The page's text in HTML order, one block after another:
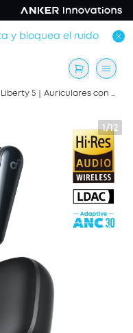
y bloquea el ruido
Liberty 5｜Auriculares con cancelación de ruido y Dolby Audio
1/12